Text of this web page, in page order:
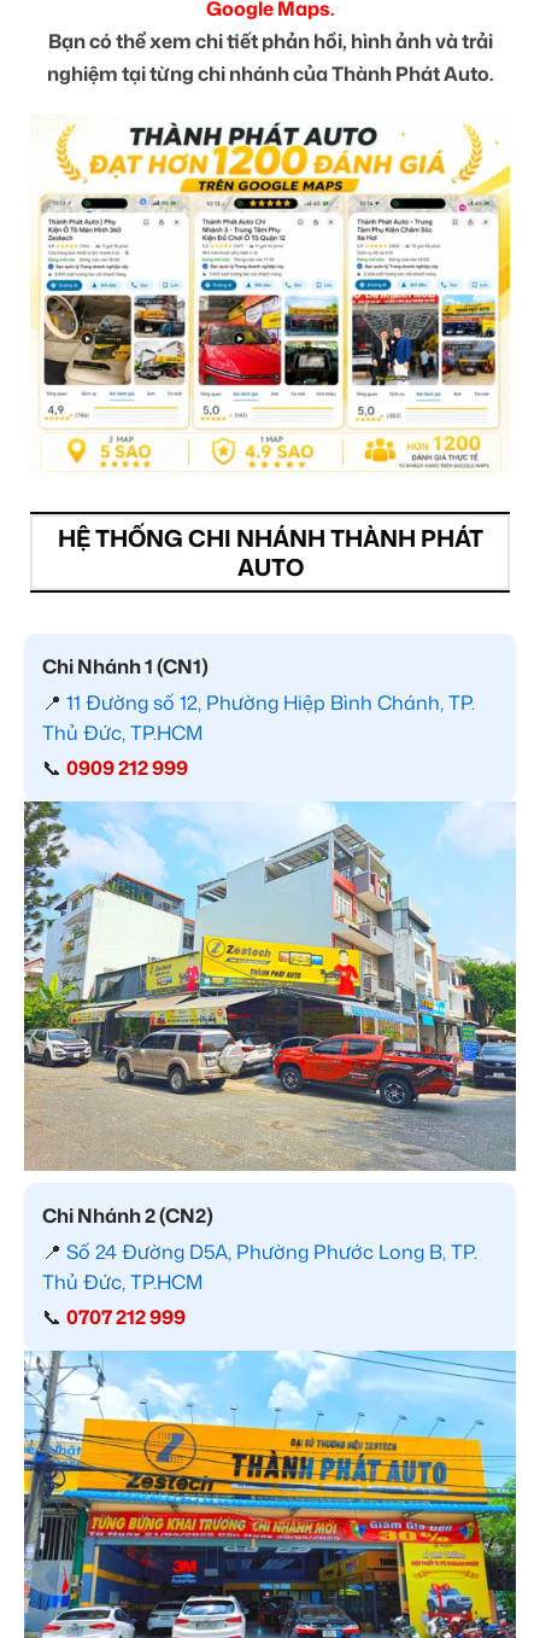
Google Maps.
Bạn có thể xem chi tiết phản hồi, hình ảnh và trải
nghiệm tại từng chi nhánh của Thành Phát Auto.
HỆ THỐNG CHI NHÁNH THÀNH PHÁT
AUTO
Chi Nhánh 1 (CN1)
📍 11 Đường số 12, Phường Hiệp Bình Chánh, TP.
Thủ Đức, TP.HCM
📞 0909 212 999
Chi Nhánh 2 (CN2)
📍 Số 24 Đường D5A, Phường Phước Long B, TP.
Thủ Đức, TP.HCM
📞 0707 212 999